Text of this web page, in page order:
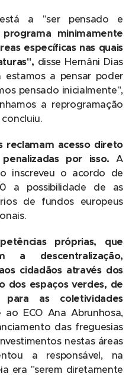
a "ser pensado e
minimamente
específicas nas quais
disse Hernâni Dias
estamos a pensar poder
pensado inicialmente",
a reprogramação
reclamam acesso direto
por isso. A
inscreveu o acordo de
a possibilidade de as
de fundos europeus
próprias, que
a descentralização,
cidadãos através dos
dos espaços verdes, de
para as coletividades
ao ECO Ana Abrunhosa,
das freguesias
nestas áreas
a responsável, na
era "serem diretamente